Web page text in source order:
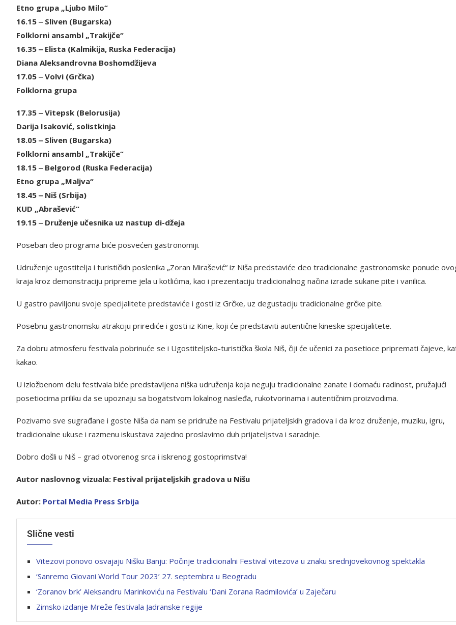
Etno grupa „Ljubo Milo“
16.15 ‒ Sliven (Bugarska)
Folklorni ansambl „Trakijče“
16.35 ‒ Elista (Kalmikija, Ruska Federacija)
Diana Aleksandrovna Boshomdžijeva
17.05 ‒ Volvi (Grčka)
Folklorna grupa
17.35 ‒ Vitepsk (Belorusija)
Darija Isaković, solistkinja
18.05 ‒ Sliven (Bugarska)
Folklorni ansambl „Trakijče“
18.15 ‒ Belgorod (Ruska Federacija)
Etno grupa „Maljva“
18.45 ‒ Niš (Srbija)
KUD „Abrašević“
19.15 ‒ Druženje učesnika uz nastup di-džeja
Poseban deo programa biće posvećen gastronomiji.
Udruženje ugostitelja i turističkih poslenika „Zoran Mirašević“ iz Niša predstaviće deo tradicionalne gastronomske ponude
kraja kroz demonstraciju pripreme jela u kotlićima, kao i prezentaciju tradicionalnog načina izrade sukane pite i vanilica.
U gastro paviljonu svoje specijalitete predstaviće i gosti iz Grčke, uz degustaciju tradicionalne grčke pite.
Posebnu gastronomsku atrakciju prirediće i gosti iz Kine, koji će predstaviti autentične kineske specijalitete.
Za dobru atmosferu festivala pobrinuće se i Ugostiteljsko-turistička škola Niš, čiji će učenici za posetioce pripremati čajeve,
kakao.
U izložbenom delu festivala biće predstavljena niška udruženja koja neguju tradicionalne zanate i domaću radinost, pružajući
posetiocima priliku da se upoznaju sa bogatstvom lokalnog nasleđa, rukotvorinama i autentičnim proizvodima.
Pozivamo sve sugrađane i goste Niša da nam se pridruže na Festivalu prijateljskih gradova i da kroz druženje, muziku, igru,
tradicionalne ukuse i razmenu iskustava zajedno proslavimo duh prijateljstva i saradnje.
Dobro došli u Niš – grad otvorenog srca i iskrenog gostoprimstva!
Autor naslovnog vizuala: Festival prijateljskih gradova u Nišu
Autor: Portal Media Press Srbija
Slične vesti
Vitezovi ponovo osvajaju Nišku Banju: Počinje tradicionalni Festival vitezova u znaku srednjovekovnog spektakla
‘Sanremo Giovani World Tour 2023’ 27. septembra u Beogradu
‘Zoranov brk’ Aleksandru Marinkoviću na Festivalu ‘Dani Zorana Radmilovića’ u Zaječaru
Zimsko izdanje Mreže festivala Jadranske regije